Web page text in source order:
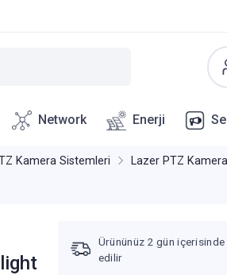
Network Enerji
Kamera Sistemleri Lazer PTZ
Ürününüz 2 gün
edilir